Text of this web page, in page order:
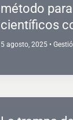
método
científicos
5 agosto, 2025 •